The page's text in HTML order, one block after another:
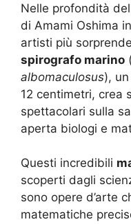
Nelle profondità
di Amami Oshima
artisti più
spirografo marino
albomaculosus),
12 centimetri, crea
spettacolari sulla
aperta biologi e
Questi incredibili
scoperti dagli
sono opere d’arte
matematiche